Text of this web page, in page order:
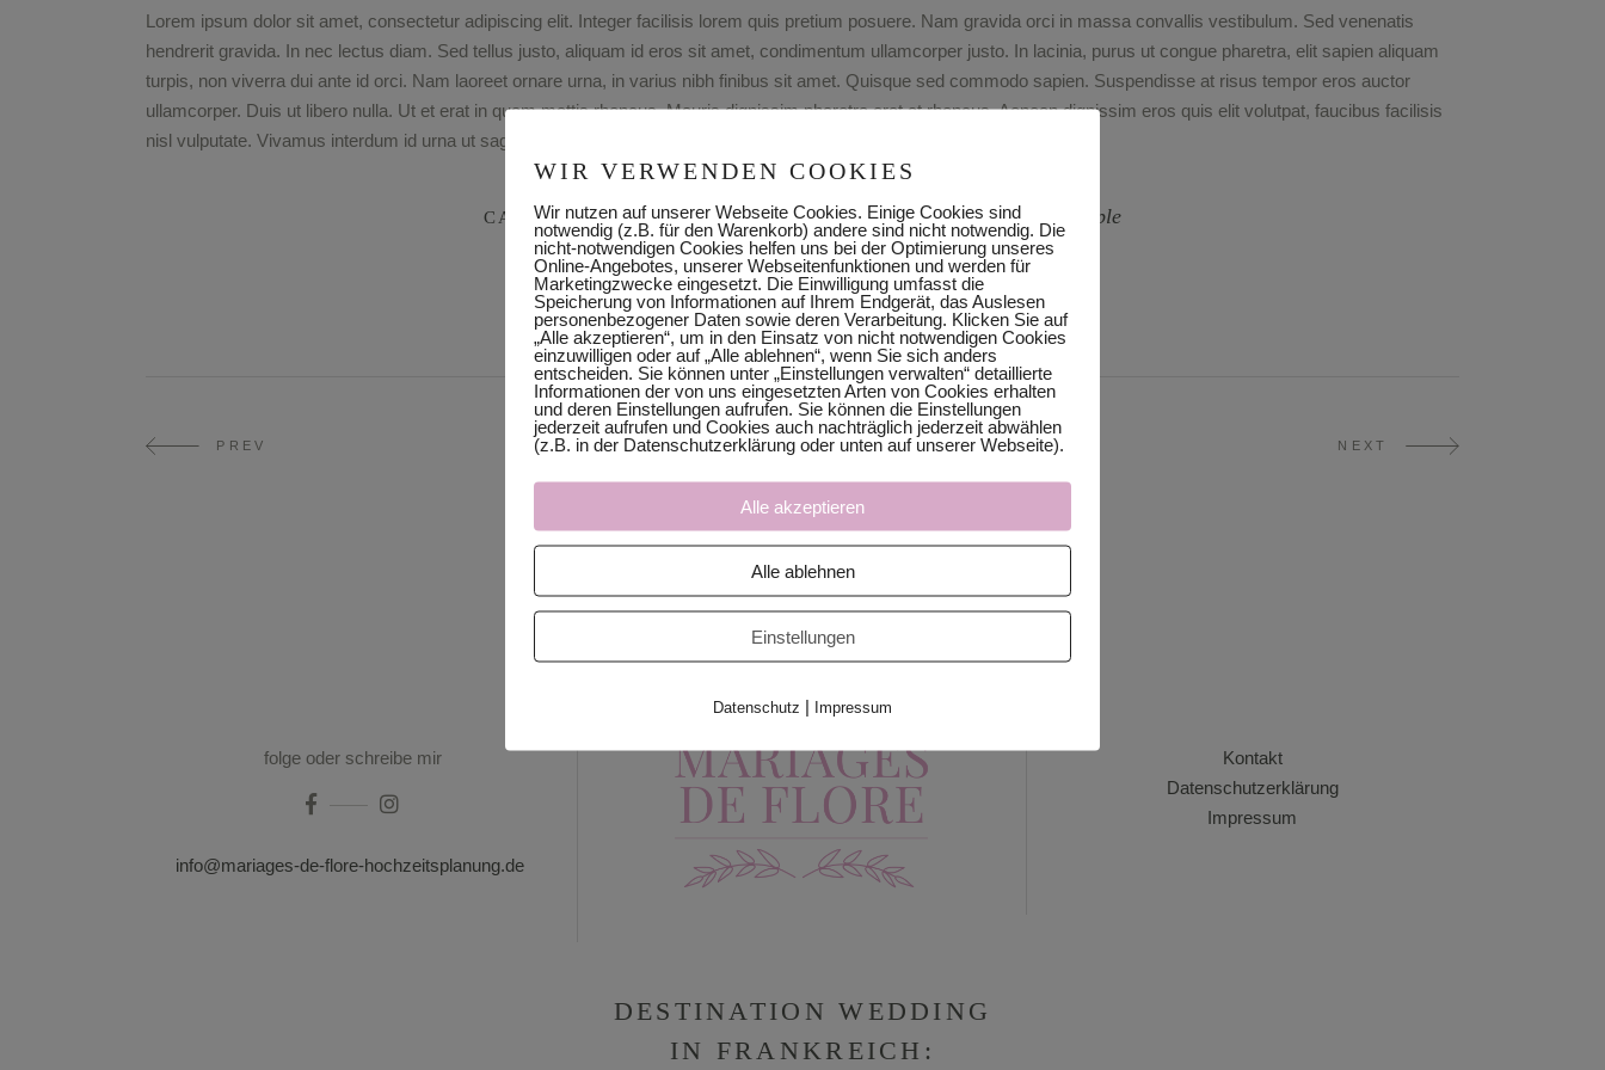
Lorem ipsum dolor sit amet, consectetur adipiscing elit. Integer facilisis lorem quis pretium posuere. Nam gravida orci in massa convallis vestibulum. Sed venenatis
hendrerit gravida. In nec lectus diam. Sed tellus justo, aliquam id eros sit amet, condimentum ullamcorper justo. In lacinia, purus ut congue pharetra, elit sapien aliquam
turpis, non viverra dui ante id orci. Nam laoreet ornare urna, in varius nibh finibus sit amet. Quisque sed commodo sapien. Suspendisse at risus tempor eros auctor
ullamcorper. Duis ut libero nulla. Ut et erat in quam mattis rhoncus. Mauris dignissim pharetra erat at rhoncus. Aenean dignissim eros quis elit volutpat, faucibus facilisis
nisl vulputate. Vivamus interdum id urna ut sagittis.
CATEGORY: Elegant DATE: November 26, 2019 TAGS: Simple
PREV NEXT
folge oder schreibe mir
info@mariages-de-flore-hochzeitsplanung.de
DESTINATION WEDDING
IN FRANKREICH:
Kontakt
Datenschutzerklärung
Impressum
WIR VERWENDEN COOKIES
Wir nutzen auf unserer Webseite Cookies. Einige Cookies sind
notwendig (z.B. für den Warenkorb) andere sind nicht notwendig. Die
nicht-notwendigen Cookies helfen uns bei der Optimierung unseres
Online-Angebotes, unserer Webseitenfunktionen und werden für
Marketingzwecke eingesetzt. Die Einwilligung umfasst die
Speicherung von Informationen auf Ihrem Endgerät, das Auslesen
personenbezogener Daten sowie deren Verarbeitung. Klicken Sie auf
„Alle akzeptieren“, um in den Einsatz von nicht notwendigen Cookies
einzuwilligen oder auf „Alle ablehnen“, wenn Sie sich anders
entscheiden. Sie können unter „Einstellungen verwalten“ detaillierte
Informationen der von uns eingesetzten Arten von Cookies erhalten
und deren Einstellungen aufrufen. Sie können die Einstellungen
jederzeit aufrufen und Cookies auch nachträglich jederzeit abwählen
(z.B. in der Datenschutzerklärung oder unten auf unserer Webseite).
Alle akzeptieren
Alle ablehnen
Einstellungen
Datenschutz | Impressum